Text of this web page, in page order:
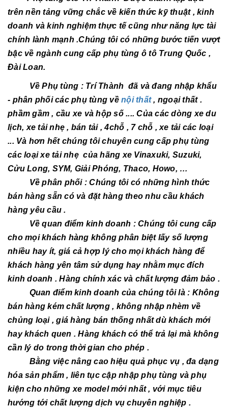
trên nền tảng vững chắc về kiến thức kỹ thuật , kinh
doanh và kinh nghiệm thực tế cũng như năng lực tài
chính lành mạnh .Chúng tôi có những bước tiến vượt
bậc về ngành cung cấp phụ tùng ô tô Trung Quốc ,
Đài Loan.
Về Phụ tùng : Trí Thành đã và đang nhập khẩu
- phân phối các phụ tùng về nội thất, ngoại thất .
phầm gầm , cầu xe và hộp số .... Của các dòng xe du
lịch, xe tải nhẹ , bán tải , 4chỗ , 7 chỗ , xe tải các loại
... Và hơn hết chúng tôi chuyên cung cấp phụ tùng
các loại xe tải nhẹ của hãng xe Vinaxuki, Suzuki,
Cửu Long, SYM, Giải Phóng, Thaco, Howo, …
Về phân phối : Chúng tôi có những hình thức
bán hàng sẵn có và đặt hàng theo nhu cầu khách
hàng yêu cầu .
Về quan điểm kinh doanh : Chúng tôi cung cấp
cho mọi khách hàng không phân biệt lấy số lượng
nhiều hay ít, giá cả hợp lý cho mọi khách hàng để
khách hàng yên tâm sử dụng hay nhằm mục đích
kinh doanh . Hàng chính xác và chất lượng đảm bảo .
Quan điểm kinh doanh của chúng tôi là : Không
bán hàng kém chất lượng , không nhập nhèm về
chủng loại , giá hàng bán thống nhất dù khách mới
hay khách quen . Hàng khách có thể trả lại mà không
cần lý do trong thời gian cho phép .
Bằng việc nâng cao hiệu quả phục vụ , đa dạng
hóa sản phẩm , liên tục cập nhập phụ tùng và phụ
kiện cho những xe model mới nhất , với mục tiêu
hướng tới chất lượng dịch vụ chuyên nghiệp .